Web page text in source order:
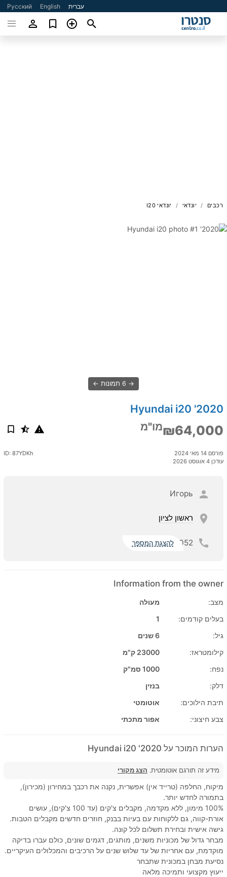
עברית English
Русский
רכבים יונדאי יונדאי I20
6 תמונות
2020' Hyundai i20
₪64,000מו"מ
פורסם 14 מאי 2024
עודכן 4 אוגוסט 2026
ID: 87YDKh
Игорь
ראשון לציון
052 להצגת המספר
Information from the owner
מצב:
מעולה
בעלים קודמים:
1
גיל:
6 שנים
קילומטראז:
23000 ק"מ
נפח:
1000 סמ"ק
דלק:
בנזין
תיבת הילוכים:
אוטומטי
צבע חיצוני:
אפור מתכתי
הערות המוכר על 2020' Hyundai i20
מידע זה תורגם אוטומטית. הצג מקורי
מיקוח, החלפה (טרייד אין) אפשרית, נקנה את רכבך במחירון (מכירון),
בתמורה לחדש יותר.
100% מימון, ללא מקדמה, מקבלים צ'קים (עד 100 צ'קים), עושים
אורת-קווה, גם ללקוחות עם בעיות בבנק, חוזרים חדשים מקבלים הטבות.
גישה אישית ובחירת תשלום לכל קונה.
מבחר גדול של מכוניות משנים, מותגים, דגמים שונים, כולם עברו בדיקה
מוקדמת, עם אחריות של עד שלוש שנים על הרכיבים והמכלולים העיקריים.
נסיעת מבחן במכונית שתבחר
ייעוץ מקצועי ותמיכה מלאה